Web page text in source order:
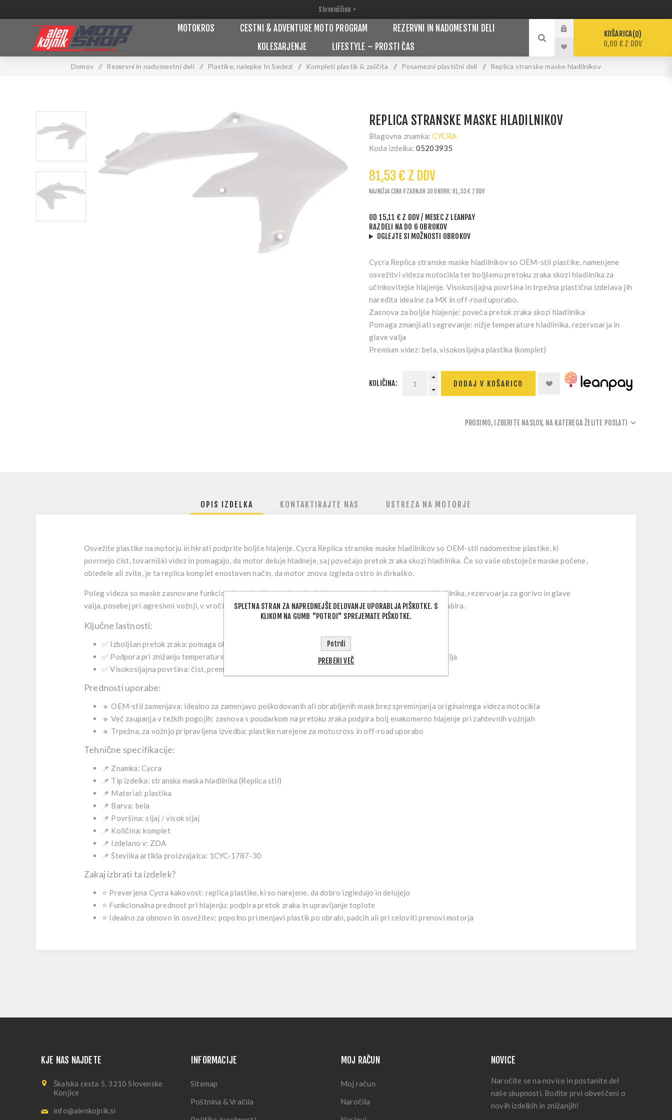
MOTOKROS CESTNI & ADVENTURE MOTO PROGRAM
REZERVNI IN NADOMESTNI DELI
KOLESARJENJE
LIFESTYLE – PROSTI ČAS
KOŠARICA 0
0,00 € Z DDV
Domov / Rezervni in nadomestni deli / Plastike, nalepke In Sedezi / Kompleti plastik & zaščita / Posamezni plastični deli / Replica stranske maske hladilnikov
REPLICA STRANSKE MASKE HLADILNIKOV
Blagovna znamka: CYCRA
Koda izdelka: 05203935
81,53 € Z DDV
NAJNIŽJA CENA V ZADNJIH 30 DNEVIH: 81,53 € Z DDV
OD 15,11 € Z DDV/ MESEC Z LEANPAY
RAZDELI NA DO 6 OBROKOV
OGLEJTE SI MOŽNOSTI OBROKOV
Cycra Replica stranske maske hladilnikov so OEM-stil plastike, namenjene
osvežitvi videza motocikla ter boljšemu pretoku zraka skozi hladilnika za
učinkovitejše hlajenje. Visokosijajna površina in trpežna plastična izdelava jih
naredita idealne za MX in off-road uporabo.
Zasnova za boljše hlajenje: poveča pretok zraka skozi hladilnika
Pomaga zmanjšati segrevanje: nižje temperature hladilnika, rezervoarja in
glave valja
Premium videz: bela, visokosijajna plastika (komplet)
KOLIČINA: DODAJ V KOŠARICO
PROSIMO, IZBERITE NASLOV, NA KATEREGA ŽELITE POSLATI
OPIS IZDELKA KONTAKTIRAJTE NAS USTREZA NA MOTORJE
Osvežite plastike na motorju in hkrati podprite boljše hlajenje.Cycra Replica stranske maske hladilnikov so OEM-stil nadomestne plastike, ki
povrnejo čist, tovarniški videz in pomagajo, da motor deluje hladneje, saj povečajo pretok zraka skozi hladilnika. Če so vaše obstoječe maske počene,
obledele ali zvite, je ta replica komplet enostaven način, da motor znova izgleda ostro in dirkaško.
Poleg videza so maske zasnovane funkcionalno—boljši pretok zraka lahko pomaga znižati temperature hladilnika, rezervoarja za gorivo in glave
valja, posebej pri agresivni vožnji, v vročih dneh ali na počasnejših tehničnih odsekih, kjer se toplota hitro nabira.
Ključne lastnosti:
✅ Izboljšan pretok zraka: pomaga ohranjati motor hladnejši z večjim pretokom zraka skozi hladilnika
✅ Podpora pri znižanju temperature:
pomaga zmanjšati temperature hladilnika, rezervoarja in glave valja
✅Visokosijajna površina: čist, premium videz (bela/sijaj)
Prednosti uporabe:
🔹OEM-stil zamenjava: idealno za zamenjavo poškodovanih ali obrabljenih mask brez spreminjanja originalnega videza motocikla
🔹Več zaupanja v težkih pogojih: zasnova s poudarkom na pretoku zraka podpira bolj enakomerno hlajenje pri zahtevnih vožnjah
🔹 Trpežna, za vožnjo pripravljena izvedba: plastike narejene za motocross in off-road uporabo
Tehnične specifikacije:
📌 Znamka: Cycra
📌 Tip izdelka: stranska maska hladilnika (Replica stil)
📌 Material: plastika
📌 Barva: bela
📌 Površina: sijaj / visok sijaj
📌 Količina: komplet
📌 Izdelano v: ZDA
📌Številka artikla proizvajalca: 1CYC-1787-30
Zakaj izbrati ta izdelek?
⭐ Preverjena Cycra kakovost: replica plastike, ki so narejene, da dobro izgledajo in delujejo
⭐ Funkcionalna prednost pri hlajenju: podpira pretok zraka in upravljanje toplote
⭐ Idealno za obnovo in osvežitev: popolno pri menjavi plastik po obrabi, padcih ali pri celoviti prenovi motorja
KJE NAS NAJDETE
Škalska cesta 5, 3210 Slovenske
Konjice
info@alenkojnik.si
INFORMACIJE
Sitemap
Poštnina & Vračila
MOJ RAČUN
Moj račun
Naročila
NOVICE
Naročite se na novice in postanite del
naše skupnosti. Bodite prvi obveščeni o
novih izdelkih in znižanjih!
SPLETNA STRAN ZA NAPREDNEJŠE DELOVANJE UPORABLJA PIŠKOTKE. S
KLIKOM NA GUMB "POTRDI" SPREJEMATE PIŠKOTKE.
Potrdi
PREBERI VEČ